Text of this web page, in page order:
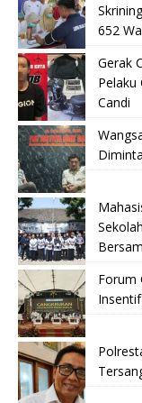
652
Gerak
Pelaku
Candi
Forum